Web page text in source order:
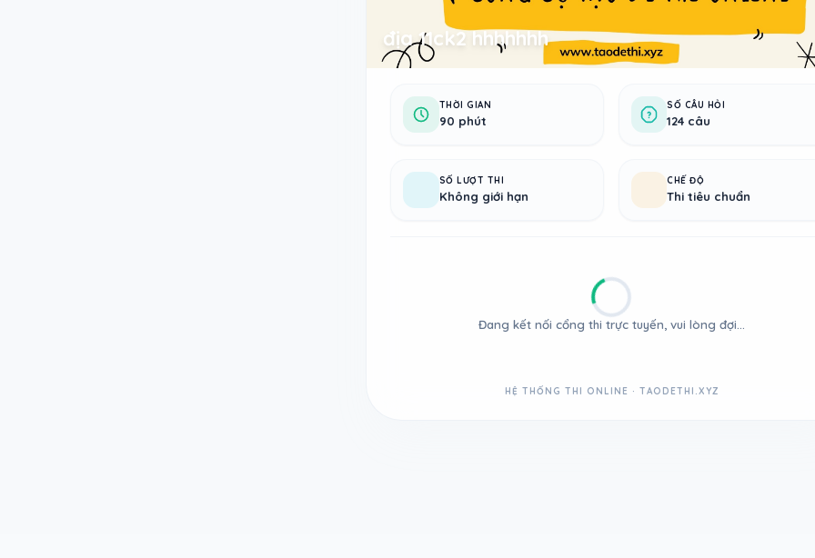
địa 11ck2 hhhhhhh
THỜI GIAN
90 phút
SỐ CÂU HỎI
124 câu
SỐ LƯỢT THI
Không giới hạn
CHẾ ĐỘ
Thi tiêu chuẩn
Đang kết nối cổng thi trực tuyến, vui lòng đợi...
HỆ THỐNG THI ONLINE · TAODETHI.XYZ